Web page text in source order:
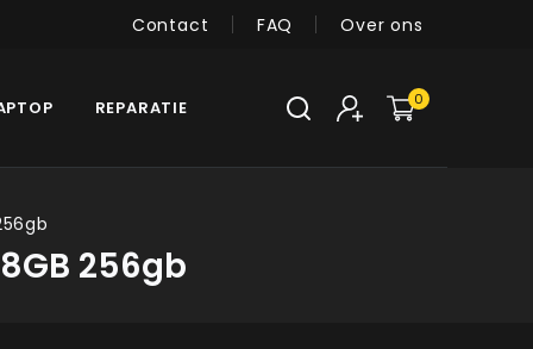
Contact FAQ Over ons
REPARATIE 0
256gb